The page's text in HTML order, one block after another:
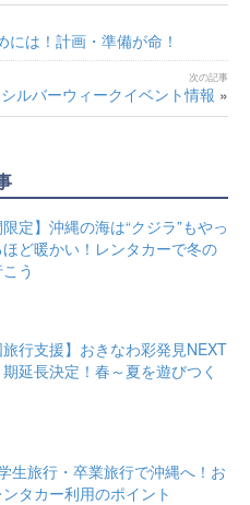
は！計画・準備が命！
ルバーウィークイベント情報 »
限定】沖縄の海は“クジラ”もやっ
ど暖かい！レンタカーで冬の
う
旅行支援】おきなわ彩発見NEXT
延長決定！春～夏を遊びつく
生旅行・卒業旅行で沖縄へ！お
タカー利用のポイント